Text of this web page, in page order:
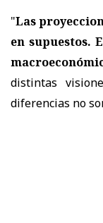
"Las
en supuestos.
distintas
diferencias no